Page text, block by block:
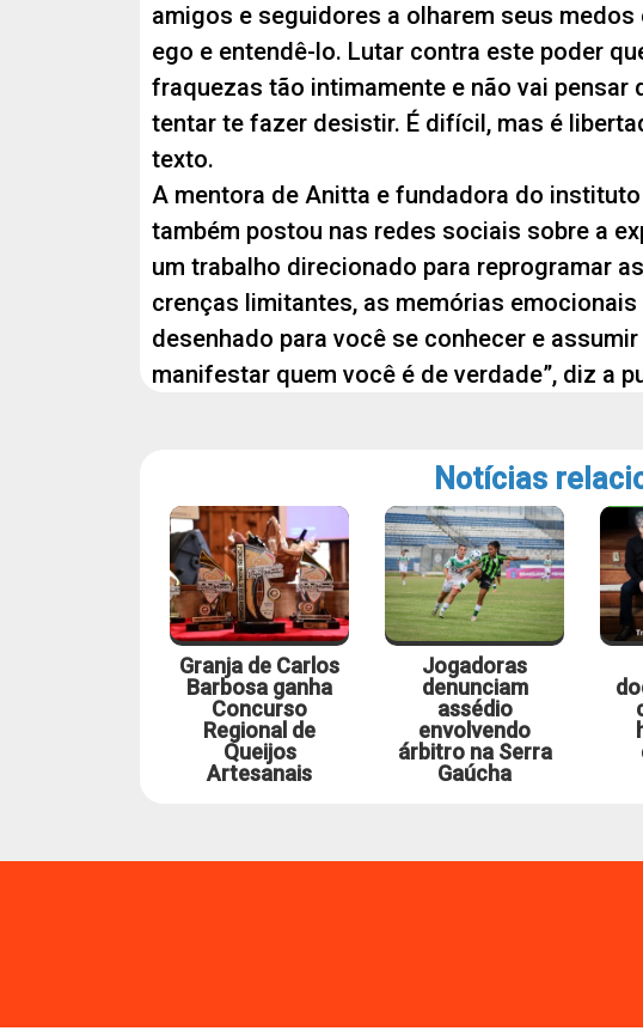
amigos e seguidores a olharem seus
ego e entendê-lo. Lutar contra este poder
fraquezas tão intimamente e não vai pensar
tentar te fazer desistir. É difícil, mas é
texto.
A mentora de Anitta e fundadora do instituto
também postou nas redes sociais sobre a
um trabalho direcionado para reprogramar
crenças limitantes, as memórias
desenhado para você se conhecer e
manifestar quem você é de verdade”, diz a
Notícias
Granja de Carlos
Barbosa ganha
Concurso
Regional de
Queijos
Artesanais
Jogadoras
denunciam
assédio
envolvendo
árbitro na Serra
Gaúcha